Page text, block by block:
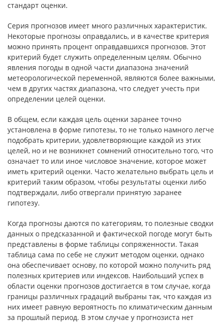
стандарт оценки.
Серия прогнозов имеет много различных характеристик.
Некоторые прогнозы оправдались, и в качестве критерия
можно принять процент оправдавшихся прогнозов. Этот
критерий будет служить определенным целям. Обычно
явления погоды в одной части диапазона значений
метеорологической переменной, являются более важными,
чем в других частях диапазона, что следует учесть при
определении целей оценки.
В общем, если каждая цель оценки заранее точно
установлена в форме гипотезы, то не только намного легче
подобрать критерии, удовлетворяющие каждой из этих
целей, но и не возникнет сомнений относительно того, что
означает то или иное числовое значение, которое может
иметь критерий оценки. Часто желательно выбрать цель и
критерий таким образом, чтобы результаты оценки либо
подтверждали, либо отвергали принятую заранее
гипотезу.
Когда прогнозы даются по категориям, то полезные сводки
данных о предсказанной и фактической погоде могут быть
представлены в форме таблицы сопряженности. Такая
таблица сама по себе не служит методом оценки, однако
она обеспечивает основу, по которой можно получить ряд
полезных критериев или индексов. Наибольший успех в
области оценки прогнозов достигается в том случае, когда
границы различных градаций выбраны так, что каждая из
них имеет равную вероятность по климатическим данным
за прошлый период. В этом случае у прогнозиста нет